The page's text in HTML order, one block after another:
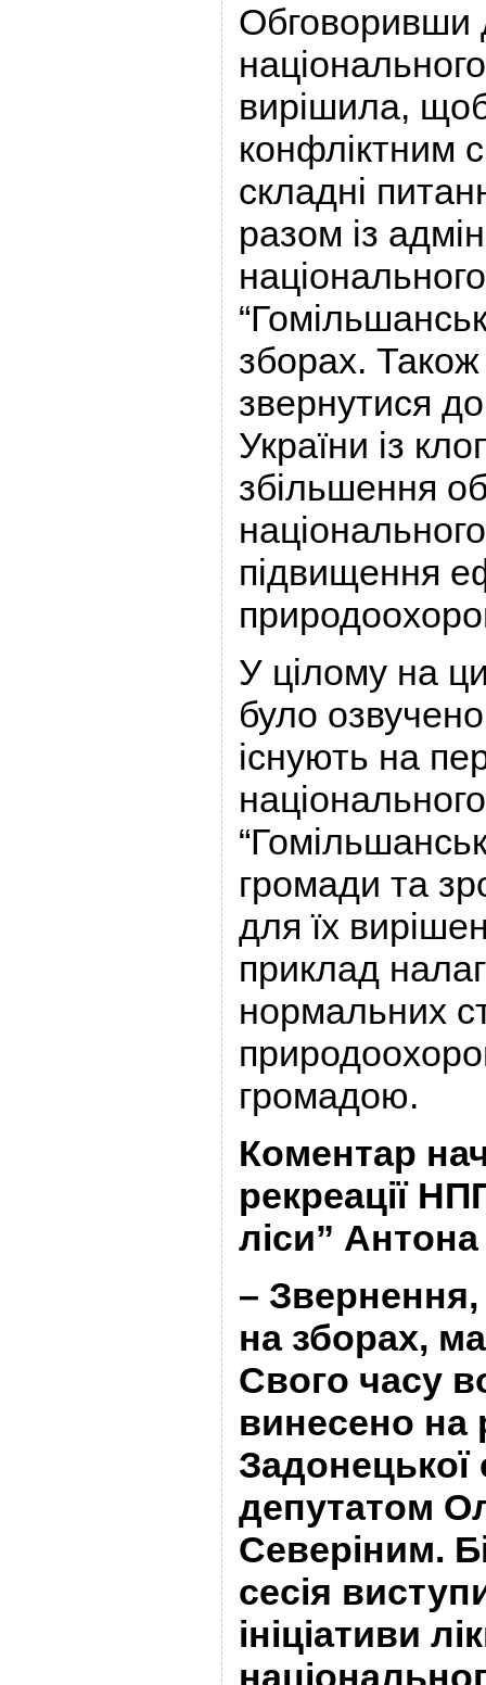
Обговоривши
вирішила,
конфліктним
складні
разом із
зборах.
звернутися
України із
збільшення
підвищення
У цілому на
було
існують на
громади та
для їх
приклад
нормальних
громадою.
Коментар
рекреації
ліси”
–
на зборах,
Свого часу
винесено на
Задонецької
депутатом
Северіним.
сесія
ініціативи